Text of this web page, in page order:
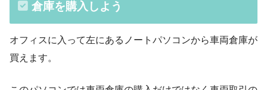
倉庫を購入しよう
オフィスに入って左にあるノートパソコンから車両倉庫が
買えます。